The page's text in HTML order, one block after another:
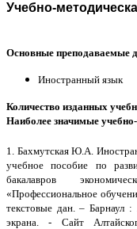
Учебно-
Основные преподаваемые
Иностранный язык
Количество изданных
Наиболее значимые
1. Бахмутская Ю.А.
учебное пособие по
бакалавров
«Профессиональное
текстовые дан.– Барнаул :
экрана. - Сайт